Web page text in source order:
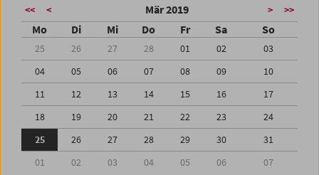
<< < Mär 2019 > >>
Mo Di Mi Do Fr Sa So
25 26 27 28 01 02
03
04
05 06 07 08 09
10
11
12 13 14 15 16
17
18
19 20 21 22 23
24
25
26 27 28 29 30
31
01
02 03 04 05 06 07